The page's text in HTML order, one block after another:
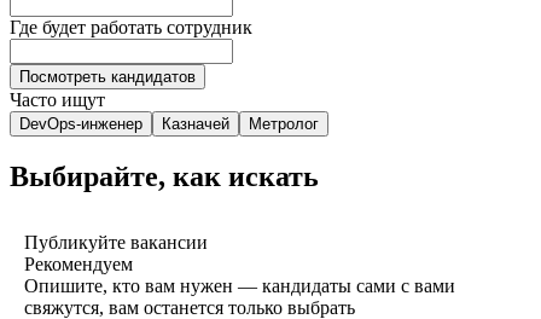
Где будет работать сотрудник
Посмотреть кандидатов
Часто ищут
DevOps-инженер Казначей Метролог
Выбирайте, как искать
Публикуйте вакансии
Рекомендуем
Опишите, кто вам нужен — кандидаты сами с вами
свяжутся, вам останется только выбрать